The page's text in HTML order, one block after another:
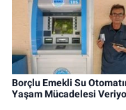
Borçlu Emekli Su
Yaşam Mücadelesi